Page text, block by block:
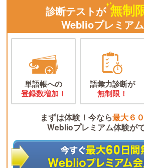
診断テストが 無制
Weblioプレミア
単語帳への
登録数増加！
語彙力診断が
無制限！
まずは体験！今なら最大６
Weblioプレミアム体験が